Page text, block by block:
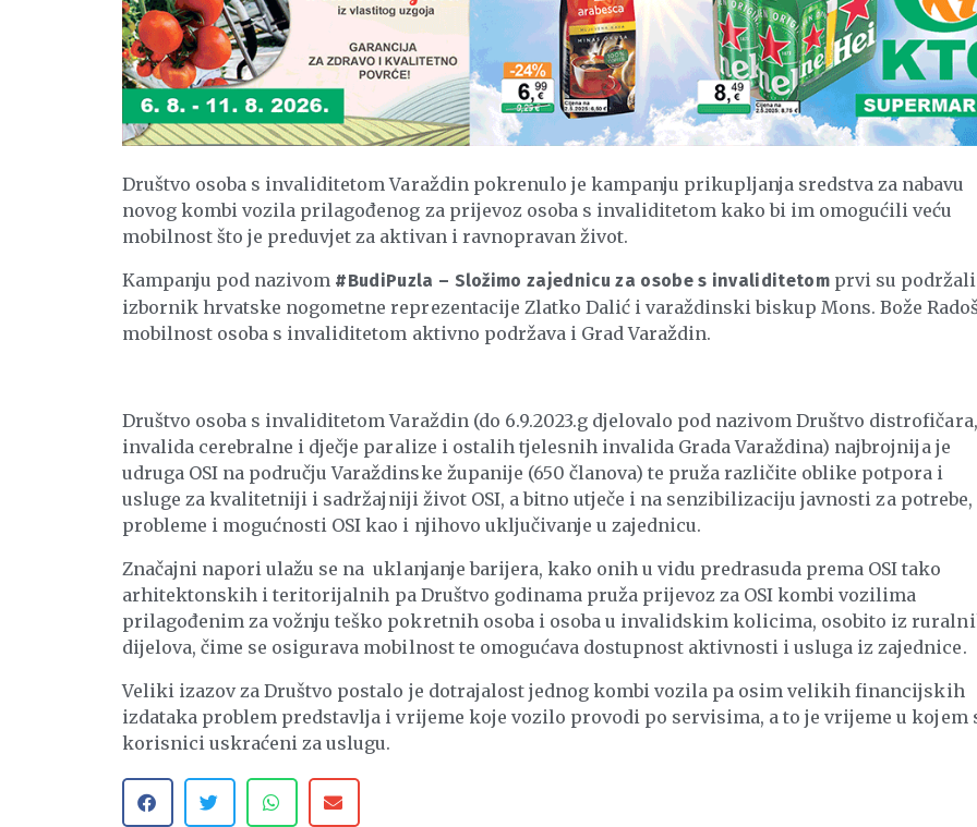
Društvo osoba s invaliditetom Varaždin pokrenulo je kampanju prikupljanja sredstva za nabavu
novog kombi vozila prilagođenog za prijevoz osoba s invaliditetom kako bi im omogućili veću
mobilnost što je preduvjet za aktivan i ravnopravan život.
Kampanju pod nazivom #BudiPuzla – Složimo zajednicu za osobe s invaliditetomprvi su podržali
izbornik hrvatske nogometne reprezentacije Zlatko Dalić i varaždinski biskup Mons. Bože
mobilnost osoba s invaliditetom aktivno podržava i Grad Varaždin.
Društvo osoba s invaliditetom Varaždin (do 6.9.2023.g djelovalo pod nazivom Društvo distrofičara,
invalida cerebralne i dječje paralize i ostalih tjelesnih invalida Grada Varaždina) najbrojnija je
udruga OSI na području Varaždinske županije (650 članova) te pruža različite oblike potpora i
usluge za kvalitetniji i sadržajniji život OSI, a bitno utječe i na senzibilizaciju javnosti za potrebe,
probleme i mogućnosti OSI kao i njihovo uključivanje u zajednicu.
Značajni napori ulažu se na uklanjanje barijera, kako onih u vidu predrasuda prema OSI tako
arhitektonskih i teritorijalnih pa Društvo godinama pruža prijevoz za OSI kombi vozilima
prilagođenim za vožnju teško pokretnih osoba i osoba u invalidskim kolicima, osobito iz
dijelova, čime se osigurava mobilnost te omogućava dostupnost aktivnosti i usluga iz zajednice.
Veliki izazov za Društvo postalo je dotrajalost jednog kombi vozila pa osim velikih financijskih
izdataka problem predstavlja i vrijeme koje vozilo provodi po servisima, a to je vrijeme u kojem
korisnici uskraćeni za uslugu.